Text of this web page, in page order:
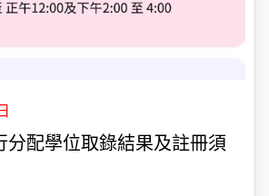
分配學位取錄結果及註冊須